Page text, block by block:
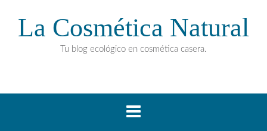
La Cosmética Natural
Tu blog ecológico en cosmética casera.